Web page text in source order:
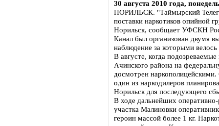
30 августа 2010 года,
НОРИЛЬСК. "Таймырский
поставки наркотиков опийной
Норильск, сообщает УФСКН
Канал был организован двумя
наблюдение за которыми велось
В августе, когда
Ачинского района на
досмотрен
один из наркодилеров
Норильск для последующего
В ходе дальнейших
участка Малиновки
героин массой более 1 кг.